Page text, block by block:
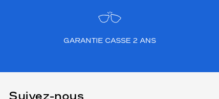
GARANTIE CASSE 2 ANS
Suivez-nous